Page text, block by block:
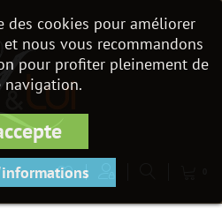
cookies pour améliorer
nous vous recommandons
pour profiter pleinement de
navigation.